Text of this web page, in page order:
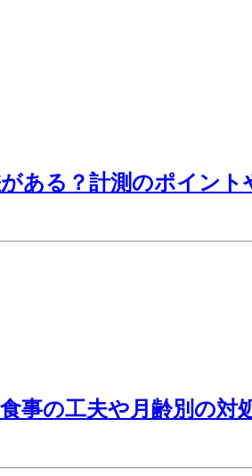
ある？計測のポイント
事の工夫や月齢別の対